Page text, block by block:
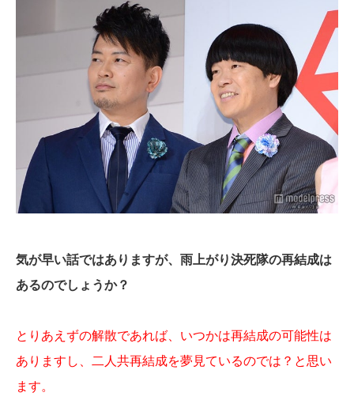
気が早い話ではありますが、雨上がり決死隊の再結成は
あるのでしょうか？
とりあえずの解散であれば、いつかは再結成の可能性は
ありますし、二人共再結成を夢見ているのでは？と思い
ます。